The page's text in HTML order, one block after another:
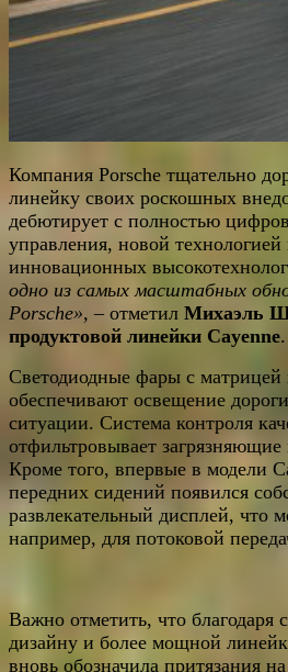
Компания Porsche тщательно
линейку своих роскошных
дебютирует с полностью
управления, новой
инновационных
одно из самых масштабных
Porsche», – отметил Михаэль
продуктовой линейки Cayenne.
Светодиодные фары с матрицей
обеспечивают освещение
ситуации. Система контроля
отфильтровывает
Кроме того, впервые в модели
передних сидений появился
развлекательный дисплей, что
например, для потоковой
Важно отметить, что благодаря
дизайну и более мощной
вновь обозначила притязания